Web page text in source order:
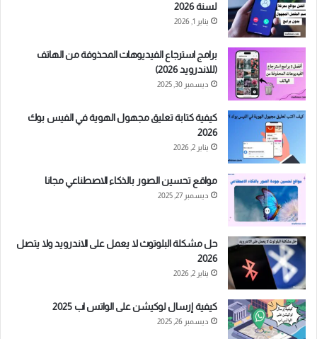
لسنة 2026
يناير 1, 2026
برامج استرجاع الفيديوهات المحذوفة من الهاتف
(للاندرويد 2026)
ديسمبر 30, 2025
كيفية كتابة تعليق مجهول الهوية في الفيس بوك
2026
يناير 2, 2026
مواقع تحسين الصور بالذكاء الاصطناعي مجانا
ديسمبر 27, 2025
حل مشكلة البلوتوث لا يعمل على الاندرويد ولا يتصل
2026
يناير 2, 2026
كيفية إرسال لوكيشن على الواتس اب 2025
ديسمبر 26, 2025